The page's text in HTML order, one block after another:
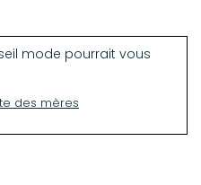
mode pourrait vous
des mères